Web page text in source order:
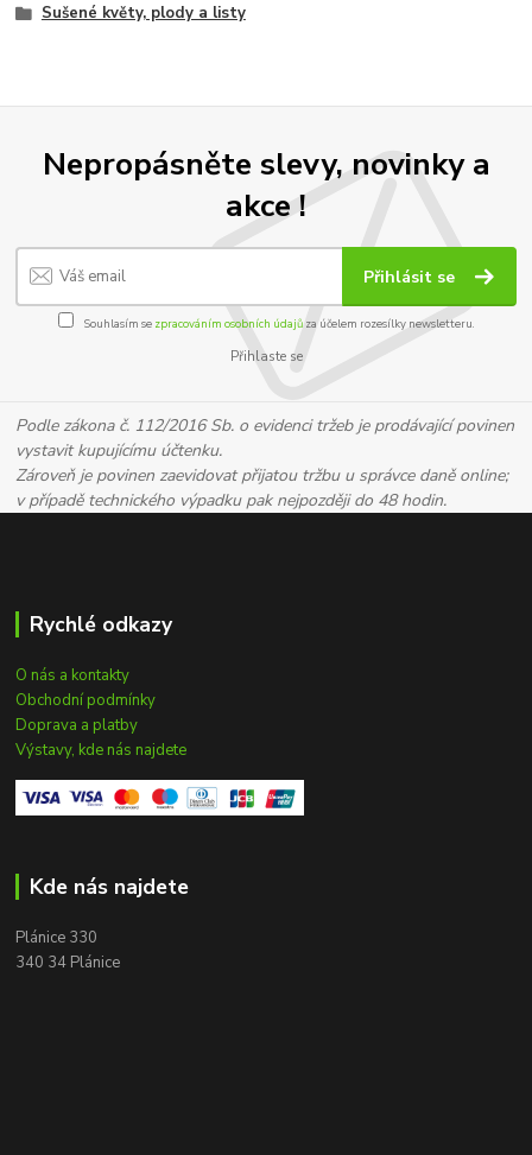
Sušené květy, plody a listy
Nepropásněte slevy, novinky a
akce !
Přihlásit se
Souhlasím se zpracováním osobních údajůza účelem rozesílky newsletteru.
Přihlaste se
Podle zákona č. 112/2016 Sb. o evidenci tržeb je prodávající povinen
vystavit kupujícímu účtenku.
Zároveň je povinen zaevidovat přijatou tržbu u správce daně online;
v případě technického výpadku pak nejpozději do 48 hodin.
Rychlé odkazy
O nás a kontakty
Obchodní podmínky
Doprava a platby
Výstavy, kde nás najdete
Kde nás najdete
Plánice 330
340 34 Plánice